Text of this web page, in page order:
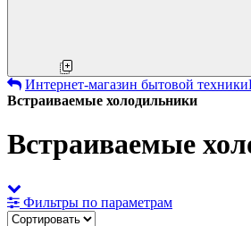
Интернет-магазин бытовой техники
Встраиваемые холодильники
Встраиваемые
Фильтры по параметрам